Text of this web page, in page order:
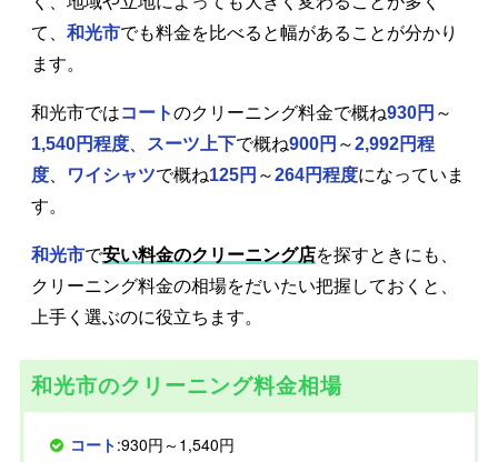
て、 和光市でも料金を比べると幅があることが分かり
ます。
和光市ではコートのクリーニング料金で概ね930円 ～
1,540円程度
スーツ上下で概ね900円 ～2,992円程
度
ワイシャツで概ね125円 ～264円程度になっていま
す。
和光市で安い料金のクリーニング店を探すときにも、
クリーニング料金の相場をだいたい把握しておくと、
上手く選ぶのに役立ちます。
和光市のクリーニング料金相場
コート:930円～1,540円